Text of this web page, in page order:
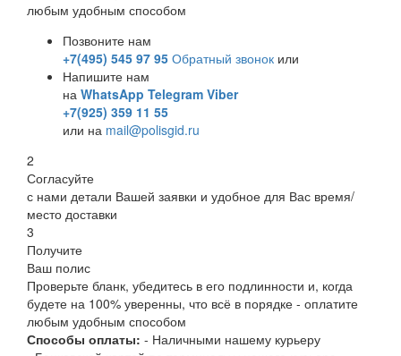
любым удобным способом
Позвоните нам
+7(495) 545 97 95 Обратный звонок или
Напишите нам
на WhatsApp Telegram Viber
+7(925) 359 11 55
или на mail@polisgid.ru
2
Согласуйте
с нами детали Вашей заявки и удобное для Вас время/
место доставки
3
Получите
Ваш полис
Проверьте бланк, убедитесь в его подлинности и, когда
будете на 100% уверенны, что всё в порядке - оплатите
любым удобным способом
Способы оплаты: - Наличными нашему курьеру